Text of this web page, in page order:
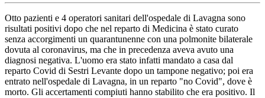
Otto pazienti e 4 operatori sanitari dell'ospedale di Lavagna sono
risultati positivi dopo che nel reparto di Medicina è stato curato
senza accorgimenti un quarantunenne con una polmonite bilaterale
dovuta al coronavirus, ma che in precedenza aveva avuto una
diagnosi negativa. L'uomo era stato infatti mandato a casa dal
reparto Covid di Sestri Levante dopo un tampone negativo; poi era
entrato nell'ospedale di Lavagna, in un reparto "no Covid", dove è
morto. Gli accertamenti compiuti hanno stabilito che era positivo. Il